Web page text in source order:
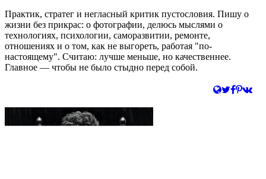
Практик, стратег и негласный критик пустословия. Пишу о
жизни без прикрас: о фотографии, делюсь мыслями о
технологиях, психологии, саморазвитии, ремонте,
отношениях и о том, как не выгореть, работая "по-
настоящему". Считаю: лучше меньше, но качественнее.
Главное — чтобы не было стыдно перед собой.